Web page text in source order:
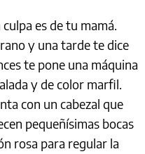
es de tu mamá.
y una tarde te dice
te pone una máquina
y de color marfil.
con un cabezal que
pequeñísimas bocas
rosa para regular la